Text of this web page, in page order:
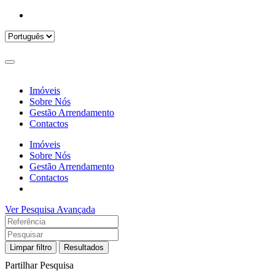
Imóveis
Sobre Nós
Gestão Arrendamento
Contactos
Imóveis
Sobre Nós
Gestão Arrendamento
Contactos
Ver Pesquisa Avançada
Limpar filtro Resultados
Partilhar Pesquisa